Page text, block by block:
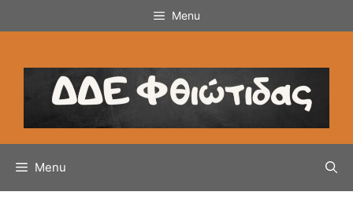
σε
Menu
Menu